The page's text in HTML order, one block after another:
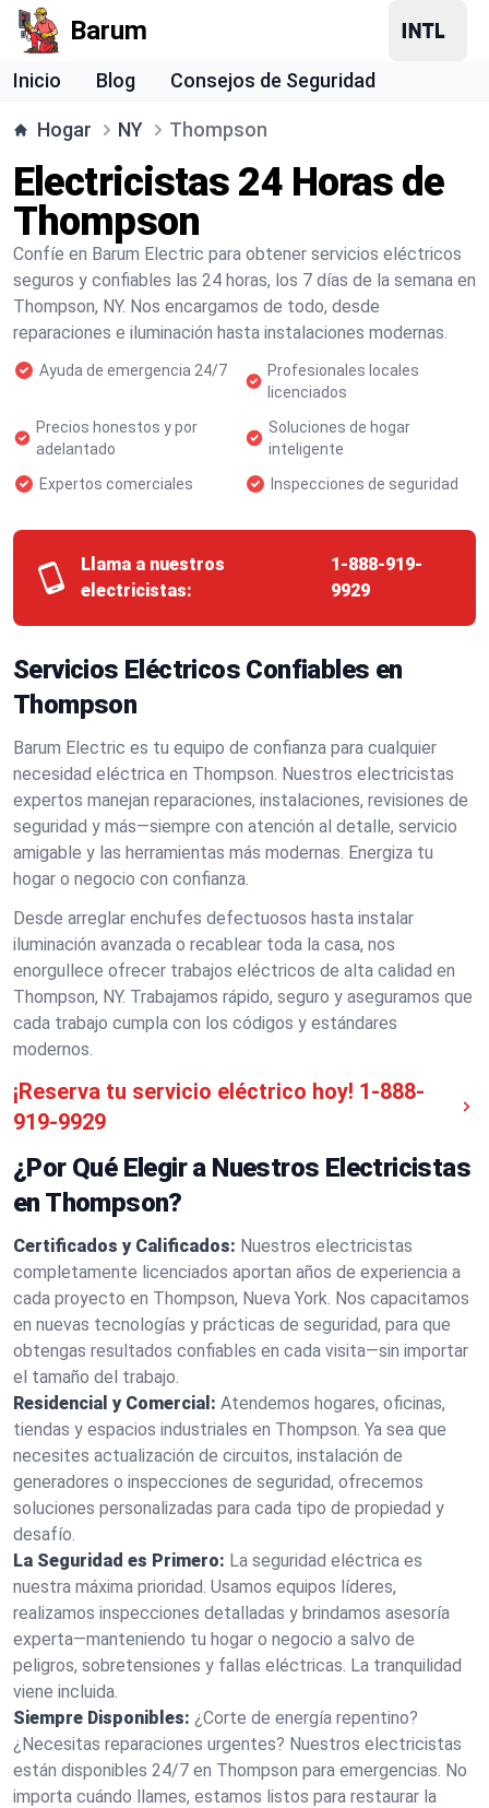
Barum
Inicio Blog Consejos de Seguridad
Hogar NY Thompson
Electricistas 24 Horas de
Thompson
Confíe en Barum Electric para obtener servicios eléctricos
seguros y confiables las 24 horas, los 7 días de la semana en
Thompson, NY. Nos encargamos de todo, desde
reparaciones e iluminación hasta instalaciones modernas.
Ayuda de emergencia 24/7
Profesionales locales
licenciados
Precios honestos y por
adelantado
Soluciones de hogar
inteligente
Expertos comerciales
Inspecciones de seguridad
Llama a nuestros
electricistas:
1-888-919-
9929
Servicios Eléctricos Confiables en
Thompson
Barum Electric es tu equipo de confianza para cualquier
necesidad eléctrica en Thompson. Nuestros electricistas
expertos manejan reparaciones, instalaciones, revisiones de
seguridad y más—siempre con atención al detalle, servicio
amigable y las herramientas más modernas. Energiza tu
hogar o negocio con confianza.
Desde arreglar enchufes defectuosos hasta instalar
iluminación avanzada o recablear toda la casa, nos
enorgullece ofrecer trabajos eléctricos de alta calidad en
Thompson, NY. Trabajamos rápido, seguro y aseguramos que
cada trabajo cumpla con los códigos y estándares
modernos.
¡Reserva tu servicio eléctrico hoy! 1-888-
919-9929
¿Por Qué Elegir a Nuestros Electricistas
en Thompson?
Certificados y Calificados: Nuestros electricistas
completamente licenciados aportan años de experiencia a
cada proyecto en Thompson, Nueva York. Nos capacitamos
en nuevas tecnologías y prácticas de seguridad, para que
obtengas resultados confiables en cada visita—sin importar
el tamaño del trabajo.
Residencial y Comercial: Atendemos hogares, oficinas,
tiendas y espacios industriales en Thompson. Ya sea que
necesites actualización de circuitos, instalación de
generadores o inspecciones de seguridad, ofrecemos
soluciones personalizadas para cada tipo de propiedad y
desafío.
La Seguridad es Primero: La seguridad eléctrica es
nuestra máxima prioridad. Usamos equipos líderes,
realizamos inspecciones detalladas y brindamos asesoría
experta—manteniendo tu hogar o negocio a salvo de
peligros, sobretensiones y fallas eléctricas. La tranquilidad
viene incluida.
Siempre Disponibles: ¿Corte de energía repentino?
¿Necesitas reparaciones urgentes? Nuestros electricistas
están disponibles 24/7 en Thompson para emergencias. No
importa cuándo llames, estamos listos para restaurar la